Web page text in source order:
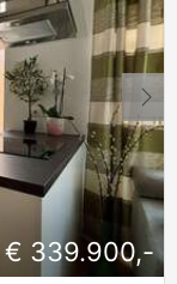
€ 339.900,-